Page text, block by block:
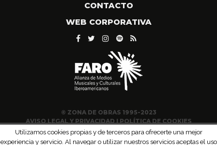
CONTACTO
WEB CORPORATIVA
© ZONA DE OBRAS 1995-2023
AVISO LEGAL Y PRIVACIDAD | POLÍTICA DE COOKIES
Utilizamos cookies propias y de terceros para ofrecerte una mejor
experiencia y servicio. Al navegar o utilizar nuestros servicios aceptas el uso